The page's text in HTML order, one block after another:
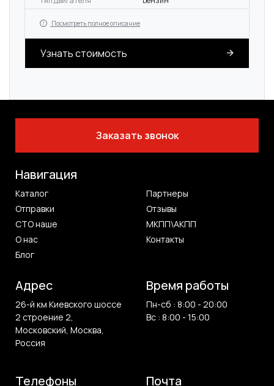
Посмотреть полное описание
Узнать стоимость
Заказать звонок
Навигация
Каталог
Партнеры
Отправки
Отзывы
СТО наше
МКПП\АКПП
О нас
Контакты
Блог
Адрес
26-й км Киевского шоссе
2 строение 2,
Московский, Москва,
Россия
Время работы
Пн-сб : 8:00 - 20:00
Вс : 8:00 - 15:00
Телефоны Почта